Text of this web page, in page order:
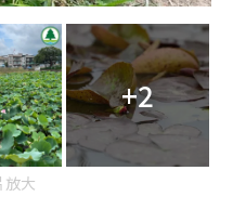
+2
放大